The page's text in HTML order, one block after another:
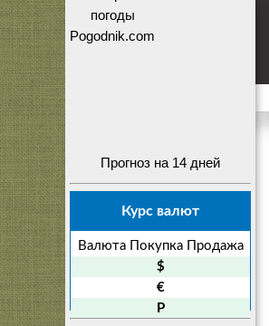
Прогноз на 14 дней
Курс валют
Валюта Покупка
Продажа
$
€
P